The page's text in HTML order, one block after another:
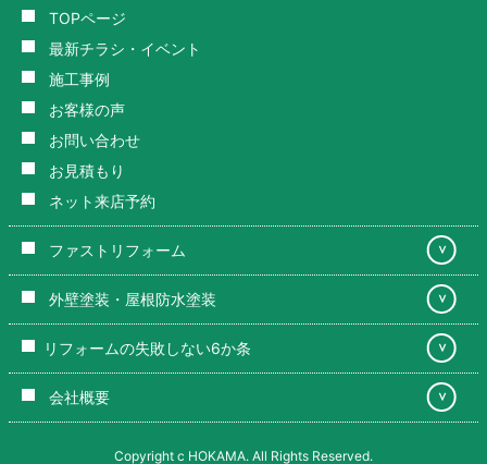
TOPページ
最新チラシ・イベント
施工事例
お客様の声
お問い合わせ
お見積もり
ネット来店予約
ファストリフォーム ＞
外壁塗装・屋根防水塗装 ＞
リフォームの失敗しない6か条 ＞
会社概要 ＞
Copyright c HOKAMA. All Rights Reserved.